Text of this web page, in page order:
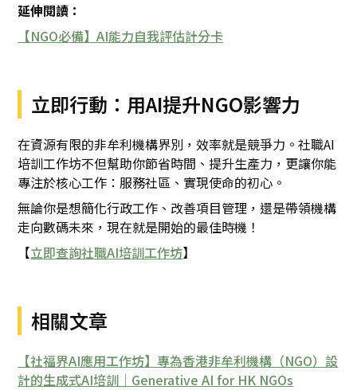
延伸閱讀：
【NGO必備】AI能力自我評估計分卡
立即行動：用AI提升NGO影響力
在資源有限的非牟利機構界別，效率就是競爭力。社職AI
培訓工作坊不但幫助你節省時間、提升生產力，更讓你能
專注於核心工作：服務社區、實現使命的初心。
無論你是想簡化行政工作、改善項目管理，還是帶領機構
走向數碼未來，現在就是開始的最佳時機！
【立即查詢社職AI培訓工作坊】
相關文章
【社福界AI應用工作坊】專為香港非牟利機構（NGO）設
計的生成式AI培訓｜Generative AI for HK NGOs